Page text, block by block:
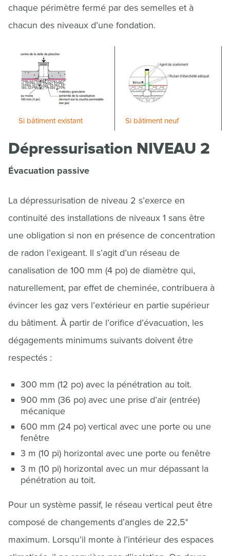
chaque périmètre fermé par des semelles et à
chacun des niveaux d’une fondation.
Si bâtiment existant Si bâtiment neuf
Dépressurisation NIVEAU 2
Évacuation passive
La dépressurisation de niveau 2 s’exerce en
continuité des installations de niveaux 1 sans être
une obligation si non en présence de concentration
de radon l’exigeant. Il s’agit d’un réseau de
canalisation de 100 mm (4 po) de diamètre qui,
naturellement, par effet de cheminée, contribuera à
évincer les gaz vers l’extérieur en partie supérieur
du bâtiment. À partir de l’orifice d’évacuation, les
dégagements minimums suivants doivent être
respectés :
300 mm (12 po) avec la pénétration au toit.
900 mm (36 po) avec une prise d’air (entrée)
mécanique
600 mm (24 po) vertical avec une porte ou une
fenêtre
3 m (10 pi) horizontal avec une porte ou fenêtre
3 m (10 pi) horizontal avec un mur dépassant la
pénétration au toit.
Pour un système passif, le réseau vertical peut être
composé de changements d’angles de 22,5°
maximum. Lorsqu’il monte à l’intérieur des espaces